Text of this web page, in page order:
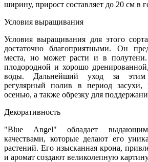
ширину, прирост составляет до 20 см в
Условия выращивания
Условия выращивания для этого
достаточно благоприятными. Он
места, но может расти и в
плодородной и хорошо
воды. Дальнейший уход за этим
регулярный полив в период засухи,
осенью, а также обрезку для
Декоративность
"Blue Angel" обладает
качествами, которые делают его
растений. Его изысканная крона,
и аромат создают великолепную